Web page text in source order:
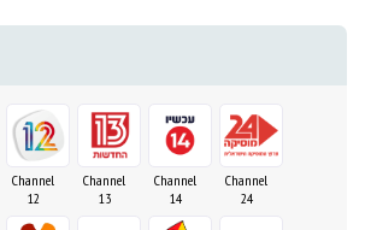
Channel
12
Channel
13
Channel
14
Channel
24